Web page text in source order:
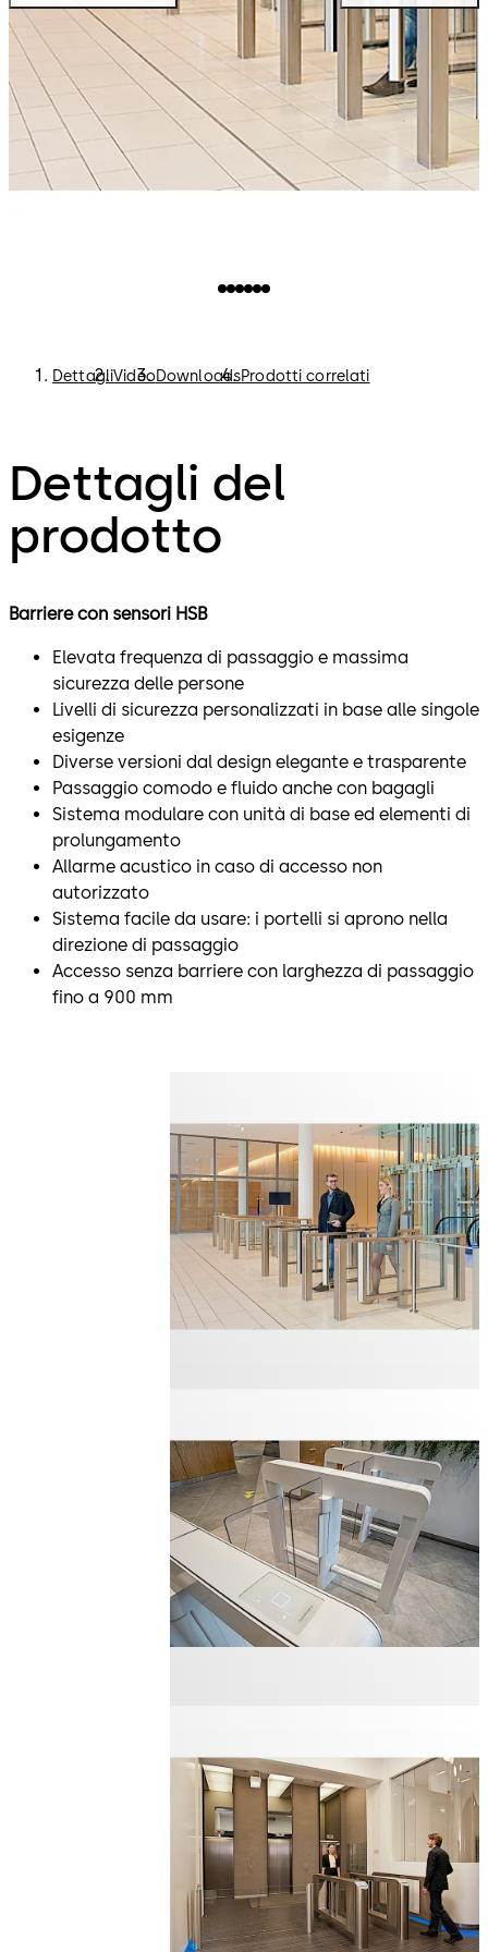
Come soluzioni senza barriere sono inoltre disponibili
altre versioni con una maggiore larghezza di passaggio.
DettagliVideoDownloadsProdotti correlati
Dettagli del
prodotto
Barriere con sensori HSB
Elevata frequenza di passaggio e massima
sicurezza delle persone
Livelli di sicurezza personalizzati in base alle singole
esigenze
Diverse versioni dal design elegante e trasparente
Passaggio comodo e fluido anche con bagagli
Sistema modulare con unità di base ed elementi di
prolungamento
Allarme acustico in caso di accesso non
autorizzato
Sistema facile da usare: i portelli si aprono nella
direzione di passaggio
Accesso senza barriere con larghezza di passaggio
fino a 900 mm